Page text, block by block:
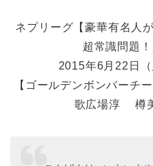
ネプリーグ【豪華有名人
超常識問題
2015年6月22日
【ゴールデンボンバー
歌広場淳 樽